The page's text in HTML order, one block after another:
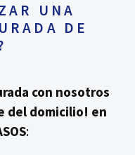
UNA
DE
con nosotros
del domicilio! en
: